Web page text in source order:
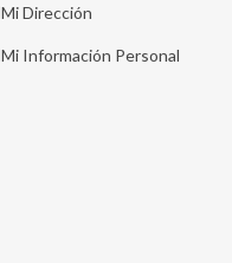
Mi Dirección
Mi Información Personal